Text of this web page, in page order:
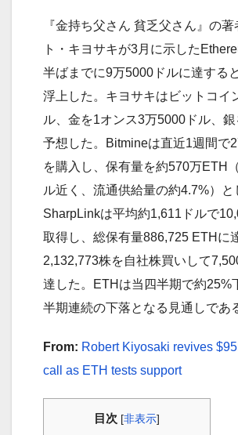
『金持ち父さん 貧乏父さん』の
ト・キヨサキが3月に示した
半ばまでに9万5000ドルに達する
浮上した。キヨサキはビットコイ
ル、金を1オンス3万5000ドル、
予想した。Bitmineは直近1週間で
を購入し、保有量を約570万ETH
ル近く、流通供給量の約4.7%）と
SharpLinkは平均約1,611ドルで
取得し、総保有量886,725 ETHに
2,132,773株を自社株買いして
達した。ETHは当四半期で約25%
半期連続の下落となる見通しであ
From: Robert Kiyosaki revives
call as ETH tests support
目次 [非表示]